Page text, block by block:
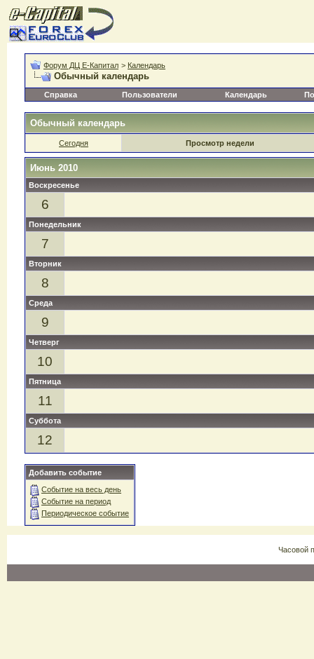
Форум ДЦ Е-Капитал > Календарь
Обычный календарь
Справка Пользователи Календарь
Обычный календарь
Сегодня Просмотр недели
Июнь 2010
Воскресенье
6
Понедельник
7
Вторник
8
Среда
9
Четверг
10
Пятница
11
Суббота
12
Добавить событие
Событие на весь день
Событие на период
Периодическое событие
Часовой